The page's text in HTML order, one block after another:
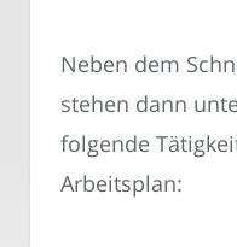
Neben dem
stehen dann
folgende
Arbeitsplan: